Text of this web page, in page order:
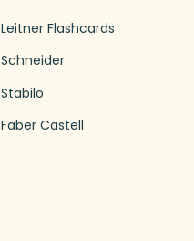
Leitner Flashcards
Schneider
Stabilo
Faber Castell